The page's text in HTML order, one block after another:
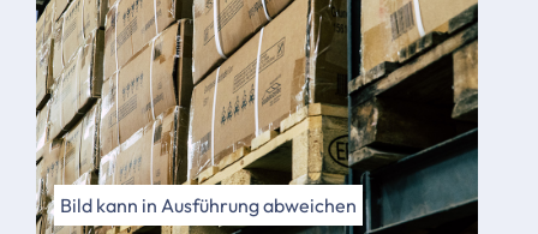
Bild kann in Ausführung abweichen